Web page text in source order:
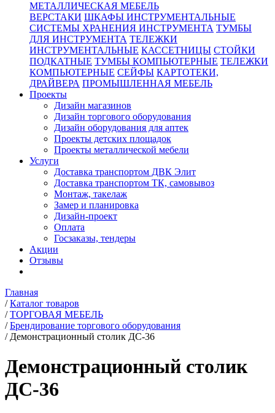
МЕТАЛЛИЧЕСКАЯ МЕБЕЛЬ
ВЕРСТАКИ ШКАФЫ ИНСТРУМЕНТАЛЬНЫЕ
СИСТЕМЫ ХРАНЕНИЯ ИНСТРУМЕНТА ТУМБЫ
ДЛЯ ИНСТРУМЕНТА ТЕЛЕЖКИ
ИНСТРУМЕНТАЛЬНЫЕ КАССЕТНИЦЫ СТОЙКИ
ПОДКАТНЫЕ ТУМБЫ КОМПЬЮТЕРНЫЕ ТЕЛЕЖКИ
КОМПЬЮТЕРНЫЕ СЕЙФЫ КАРТОТЕКИ,
ДРАЙВЕРА ПРОМЫШЛЕННАЯ МЕБЕЛЬ
Проекты
Дизайн магазинов
Дизайн торгового оборудования
Дизайн оборудования для аптек
Проекты детских площадок
Проекты металлической мебели
Услуги
Доставка транспортом ДВК Элит
Доставка транспортом ТК, самовывоз
Монтаж, такелаж
Замер и планировка
Дизайн-проект
Оплата
Госзаказы, тендеры
Акции
Отзывы
Главная
/ Каталог товаров
/ ТОРГОВАЯ МЕБЕЛЬ
/ Брендирование торгового оборудования
/ Демонстрационный столик ДС-36
Демонстрационный столик
ДС-36